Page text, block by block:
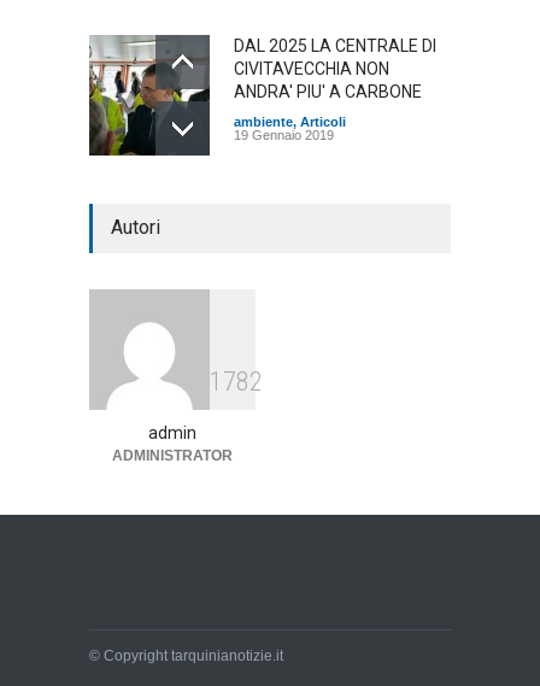
DAL 2025 LA CENTRALE DI
CIVITAVECCHIA NON
ANDRA' PIU' A CARBONE
ambiente, Articoli
19 Gennaio 2019
Autori
1782
admin
ADMINISTRATOR
© Copyright tarquinianotizie.it